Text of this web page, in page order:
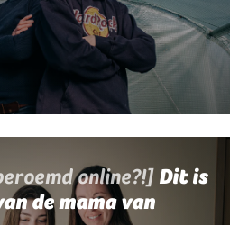
online?!] Dit is
de mama van